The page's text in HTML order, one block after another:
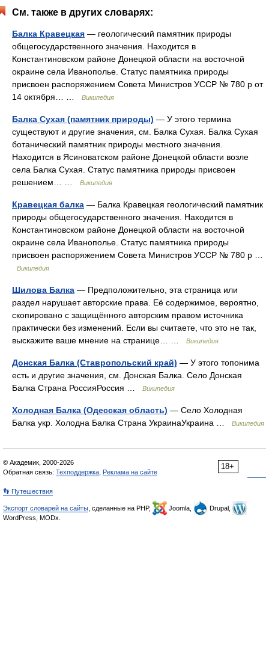
См. также в других словарях:
Балка Кравецкая — геологический памятник природы
общегосударственного значения. Находится в
Константиновском районе Донецкой области на восточной
окраине села Иванополье. Статус памятника природы
присвоен распоряжением Совета Министров УССР № 780 р от
14 октября… …
Википедия
Балка Сухая (памятник природы) — У этого термина
существуют и другие значения, см. Балка Сухая. Балка Сухая
ботанический памятник природы местного значения.
Находится в Ясиноватском районе Донецкой области возле
села Балка Сухая. Статус памятника природы присвоен
решением… …
Википедия
Кравецкая балка — Балка Кравецкая геологический памятник
природы общегосударственного значения. Находится в
Константиновском районе Донецкой области на восточной
окраине села Иванополье. Статус памятника природы
присвоен распоряжением Совета Министров УССР № 780 р …
Википедия
Шилова Балка — Предположительно, эта страница или
раздел нарушает авторские права. Eё содержимое, вероятно,
скопировано с защищённого авторским правом источника
практически без изменений. Если вы считаете, что это не так,
выскажите ваше мнение на странице… …
Википедия
Донская Балка (Ставропольский край) — У этого топонима
есть и другие значения, см. Донская Балка. Село Донская
Балка Страна РоссияРоссия …
Википедия
Холодная Балка (Одесская область) — Село Холодная
Балка укр. Холодна Балка Страна УкраинаУкраина …
Википедия
18+
© Академик, 2000-2026
Обратная связь: Техподдержка Реклама на сайте
👣 Путешествия
Экспорт словарей на сайты , сделанные на PHP, Joomla,
Drupal,
WordPress, MODx.